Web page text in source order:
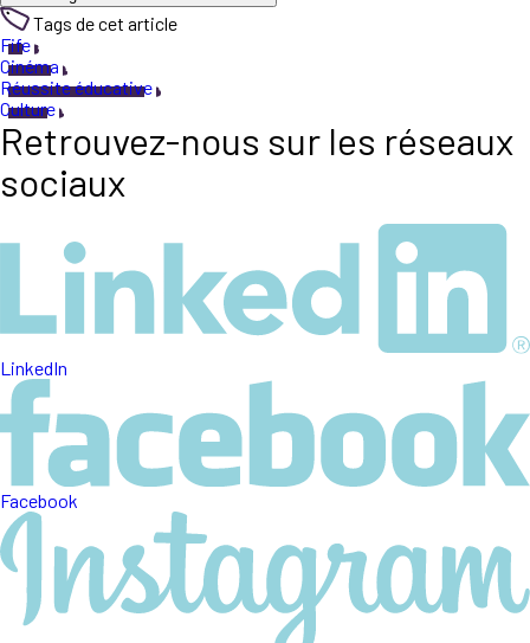
Tags de cet article
Fife
Cinéma
Réussite éducative
Culture
Retrouvez-nous sur les réseaux
sociaux
LinkedIn
Facebook